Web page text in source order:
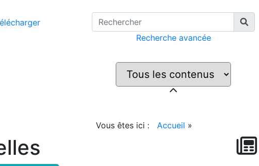
Recherche avancée
Vous êtes ici : Accueil »